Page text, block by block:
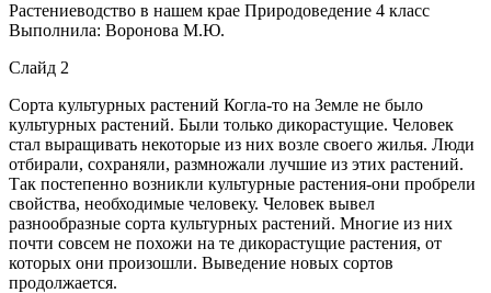
Растениеводство в нашем крае Природоведение 4 класс
Выполнила: Воронова М.Ю.
Слайд 2
Сорта культурных растений Когла-то на Земле не было
культурных растений. Были только дикорастущие. Человек
стал выращивать некоторые из них возле своего жилья. Люди
отбирали, сохраняли, размножали лучшие из этих растений.
Так постепенно возникли культурные растения-они пробрели
свойства, необходимые человеку. Человек вывел
разнообразные сорта культурных растений. Многие из них
почти совсем не похожи на те дикорастущие растения, от
которых они произошли. Выведение новых сортов
продолжается.